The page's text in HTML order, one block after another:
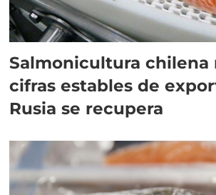
Salmonicultura chilena
cifras estables de
Rusia se recupera